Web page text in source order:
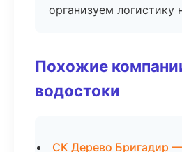
организуем логистику
Похожие
водостоки
СК Дерево Бригадир